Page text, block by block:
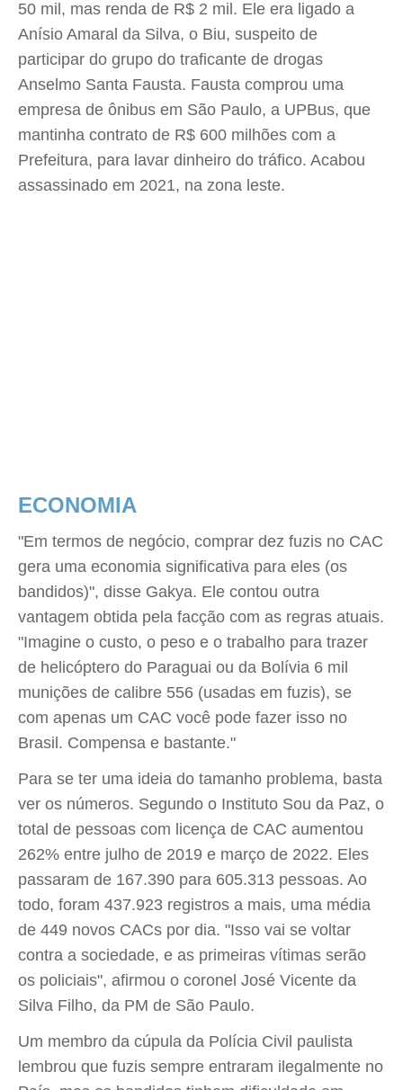
50 mil, mas renda de R$ 2 mil. Ele era ligado a
Anísio Amaral da Silva, o Biu, suspeito de
participar do grupo do traficante de drogas
Anselmo Santa Fausta. Fausta comprou uma
empresa de ônibus em São Paulo, a UPBus, que
mantinha contrato de R$ 600 milhões com a
Prefeitura, para lavar dinheiro do tráfico. Acabou
assassinado em 2021, na zona leste.
ECONOMIA
"Em termos de negócio, comprar dez fuzis no CAC
gera uma economia significativa para eles (os
bandidos)", disse Gakya. Ele contou outra
vantagem obtida pela facção com as regras atuais.
"Imagine o custo, o peso e o trabalho para trazer
de helicóptero do Paraguai ou da Bolívia 6 mil
munições de calibre 556 (usadas em fuzis), se
com apenas um CAC você pode fazer isso no
Brasil. Compensa e bastante."
Para se ter uma ideia do tamanho problema, basta
ver os números. Segundo o Instituto Sou da Paz, o
total de pessoas com licença de CAC aumentou
262% entre julho de 2019 e março de 2022. Eles
passaram de 167.390 para 605.313 pessoas. Ao
todo, foram 437.923 registros a mais, uma média
de 449 novos CACs por dia. "Isso vai se voltar
contra a sociedade, e as primeiras vítimas serão
os policiais", afirmou o coronel José Vicente da
Silva Filho, da PM de São Paulo.
Um membro da cúpula da Polícia Civil paulista
lembrou que fuzis sempre entraram ilegalmente no